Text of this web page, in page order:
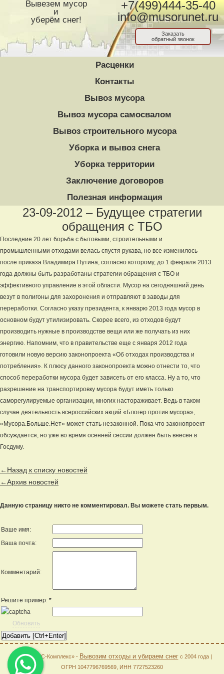
Вывезем мусор
и
уберём снег!
+7(499)444-35-40
info@musorunet.ru
Заказать
обратный звонок
Расценки
Контакты
Вывоз мусора
Вывоз мусора самосвалом
Вывоз строительного мусора
Уборка и вывоз снега
Уборка территории
Заключение договоров
Полезная информация
23-09-2012 – Будущее стратегии
обращения с ТБО
Последние 20 лет борьба с бытовыми, строительными и
промышленными отходами велась спустя рукава, но все изменилось
после приказа Владимира Путина, согласно которому, до 1 февраля 2013
года должны быть разработаны стратегии обращения с ТБО и
эффективного управление в этой области. Мусор на сегодняшний день
везут в полигоны для захоронения и отправляют в заводы для
переработки. Согласно указу президента, к январю 2013 года мусор в
основном будут утилизировать. Скорее всего, из отходов будут
производить нужные в производстве вещи или же получать из них
энергию. Напомним, что в правительстве еще с января 2012 года
готовили новую версию законопроекта «Об отходах производства и
потребления». К плюсу данного законопроекта можно отнести то, что
способ переработки мусора будет зависеть от его класса. Ну а то, что
разрешение на транспортировку мусора будут иметь только
саморегулируемые организации, многих настораживает. Ведь в таком
случае деятельность всероссийских акций «Блогер против мусора»,
«Мусора.Больше.Нет» может стать незаконной. Пока что законопроект
обсуждается, но уже во время осенней сессии должен быть внесен в
Госдуму.
←Назад к списку новостей
←Архив новостей
Данную страницу никто не комментировал. Вы можете стать первым.
Ваше имя:
Ваша почта:
Комментарий:
Решите пример: *
Обновить
© 2026 «АГС-Комплекс» - Вывозим отходы и убираем снегс 2004 года |
ОГРН 1047796769569, ИНН 7727523260